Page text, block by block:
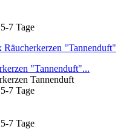
7 Tage
"Tannenduft"...
Tannenduft
7 Tage
7 Tage